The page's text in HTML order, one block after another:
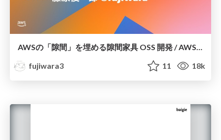
AWSの「隙間」を埋める隙間家具 OSS 開発 / AWS DevDay Tokyo 2019
fujiwara3
11 18k